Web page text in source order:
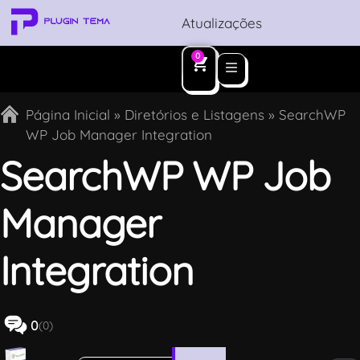
Atualizações
0
Página Inicial » Diretórios e Listagens » SearchWP
WP Job Manager Integration
SearchWP WP Job
Manager
Integration
0(0)